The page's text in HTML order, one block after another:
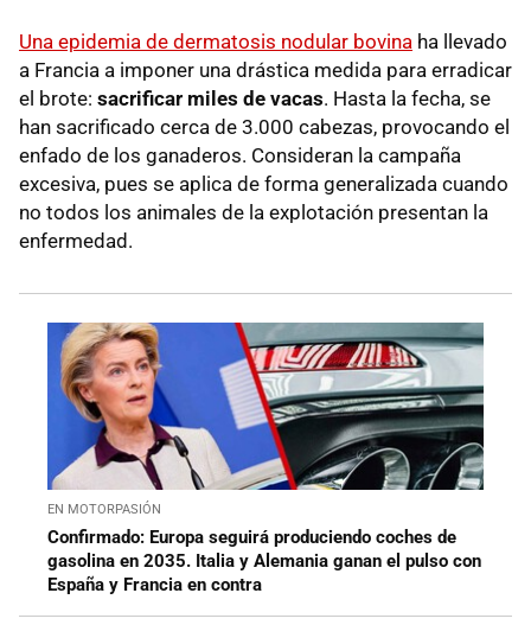
Una epidemia de dermatosis nodular bovina ha llevado
a Francia a imponer una drástica medida para erradicar
el brote: sacrificar miles de vacas. Hasta la fecha, se
han sacrificado cerca de 3.000 cabezas, provocando el
enfado de los ganaderos. Consideran la campaña
excesiva, pues se aplica de forma generalizada cuando
no todos los animales de la explotación presentan la
enfermedad.
EN MOTORPASIÓN
Confirmado: Europa seguirá produciendo coches de
gasolina en 2035. Italia y Alemania ganan el pulso con
España y Francia en contra